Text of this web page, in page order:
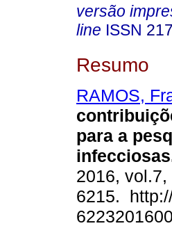
versão
line ISSN
Resumo
RAMOS,
para a
2016,
6215.